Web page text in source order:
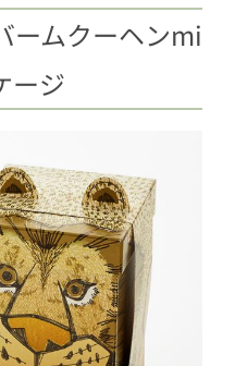
ームクーヘンmi
ージ